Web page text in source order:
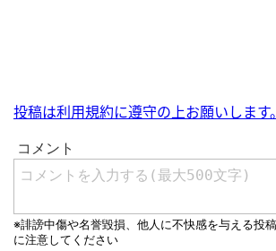
投稿は利用規約に遵守の上お願いします。